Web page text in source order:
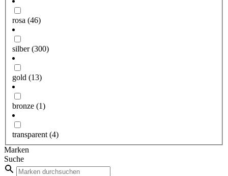
rosa (46)
silber(300)
gold (13)
bronze (1)
transparent (4)
Marken
Suche